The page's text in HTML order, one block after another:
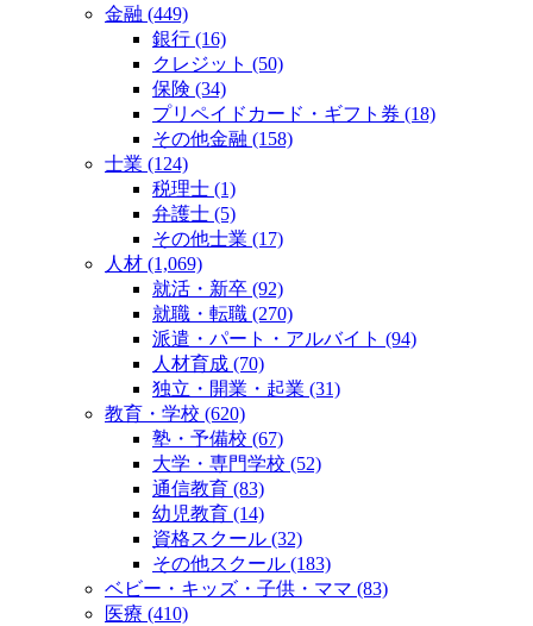
金融 (449)
銀行 (16)
クレジット (50)
保険 (34)
プリペイドカード・ギフト券 (18)
その他金融 (158)
士業 (124)
税理士 (1)
弁護士 (5)
その他士業 (17)
人材 (1,069)
就活・新卒 (92)
就職・転職 (270)
派遣・パート・アルバイト (94)
人材育成 (70)
独立・開業・起業 (31)
教育・学校 (620)
塾・予備校 (67)
大学・専門学校 (52)
通信教育 (83)
幼児教育 (14)
資格スクール (32)
その他スクール (183)
ベビー・キッズ・子供・ママ (83)
医療 (410)